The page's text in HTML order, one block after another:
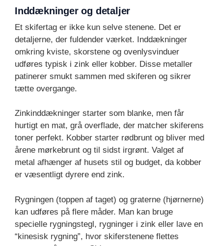
Inddækninger og detaljer
Et skifertag er ikke kun selve stenene. Det er
detaljerne, der fuldender værket. Inddækninger
omkring kviste, skorstene og ovenlysvinduer
udføres typisk i zink eller kobber. Disse metaller
patinerer smukt sammen med skiferen og sikrer
tætte overgange.
Zinkinddækninger starter som blanke, men får
hurtigt en mat, grå overflade, der matcher skiferens
toner perfekt. Kobber starter rødbrunt og bliver med
årene mørkebrunt og til sidst irgrønt. Valget af
metal afhænger af husets stil og budget, da kobber
er væsentligt dyrere end zink.
Rygningen (toppen af taget) og graterne (hjørnerne)
kan udføres på flere måder. Man kan bruge
specielle rygningstegl, rygninger i zink eller lave en
“kinesisk rygning”, hvor skiferstenene flettes